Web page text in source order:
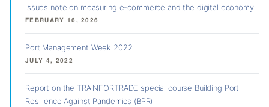
Issues note on measuring e-commerce and the digital economy
FEBRUARY 16, 2026
Port Management Week 2022
JULY 4, 2022
Report on the TRAINFORTRADE special course Building Port
Resilience Against Pandemics (BPR)